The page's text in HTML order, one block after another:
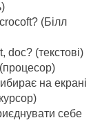
(Білл
(текстові)
на екрані
себе